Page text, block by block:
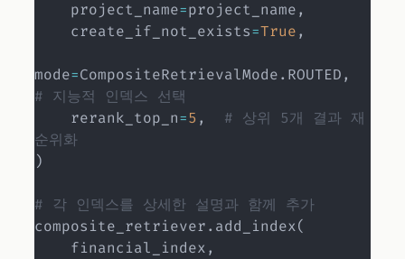
    project_name
=project_name,
    create_if_not_exists
=True,
mode=CompositeRetrievalMode. ROUTED,
# 지능적 인덱스 선택
    rerank_top_n
=5 ,
# 상위 5개 결과 재
순위화
)
# 각 인덱스를 상세한 설명과 함께 추가
composite_retriever. add_index(
    financial_index
,